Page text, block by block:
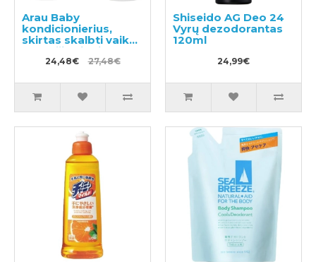
Arau Baby
kondicionierius,
skirtas skalbti vaikų
drabužius ir kitus
skalbinius 480ml +
24,48€ 27,48€
Shiseido AG Deo 24
Vyrų dezodorantas
120ml
24,99€